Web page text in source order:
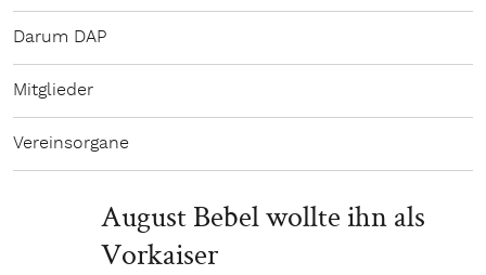
Darum DAP
Mitglieder
Vereinsorgane
August Bebel wollte ihn als
Vorkaiser